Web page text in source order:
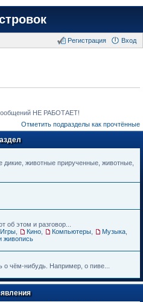
Вход
Регистрация
НЕ РАБОТАЕТ!
Отметить подразделы как прочтённые
животные прирученные, животные,
об этом и разговор...
Игры Кино Компьютеры Музыка
живопись
о чём-нибудь. Например, о пиве...